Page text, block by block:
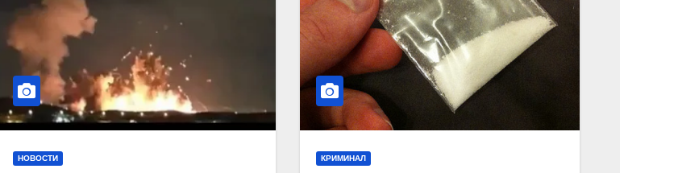
НОВОСТИ КРИМИНАЛ